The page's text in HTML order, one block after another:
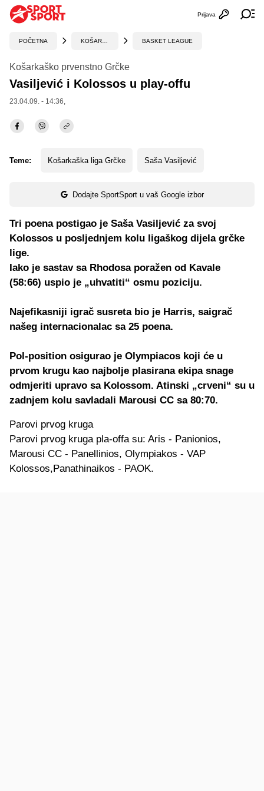
Otvori
Prijava
POČETNA BASKET LEAGUE
Košarkaško prvenstno Grčke
Vasiljević i Kolossos u play-offu
23.04.09. - 14:36,
Teme: Košarkaška liga Grčke Saša Vasiljević
Dodajte SportSport u vaš Google izbor
Tri poena postigao je Saša Vasiljević za svoj
Kolossos u posljednjem kolu ligaškog dijela grčke
lige.
Iako je sastav sa Rhodosa poražen od Kavale
(58:66) uspio je „uhvatiti“ osmu poziciju.
Najefikasniji igrač susreta bio je Harris, saigrač
našeg internacionalac sa 25 poena.
Pol-position osigurao je Olympiacos koji će u
prvom krugu kao najbolje plasirana ekipa snage
odmjeriti upravo sa Kolossom. Atinski „crveni“ su u
zadnjem kolu savladali Marousi CC sa 80:70.
Parovi prvog kruga
Parovi prvog kruga pla-offa su: Aris - Panionios,
Marousi CC - Panellinios, Olympiakos - VAP
Kolossos,Panathinaikos - PAOK.